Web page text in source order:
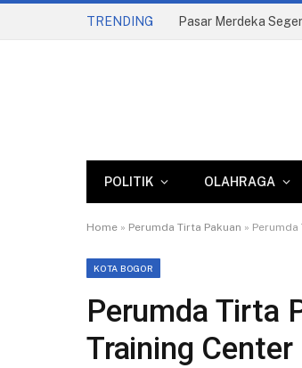
TRENDING Komisi II Dorong
POLITIK OLAHRAGA
Home » Perumda Tirta Pakuan » Perumda
KOTA BOGOR
Perumda Tirta
Training Center